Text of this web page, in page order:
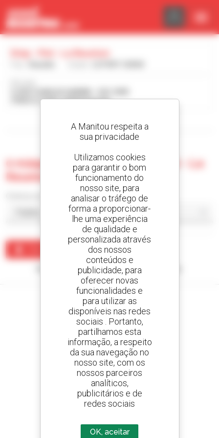
97829 LE PORT CEDEX Reunião
Visualizar os filtros de pesquisa
0 máquina usada no Dmp - Pmi - La
Reunion
Nenhum resultado corresponde à sua pesquisa.
Crie os seus alertas
e receba anúncios de equipamentos usados
800 concessionários
A Manitou em todo o mundo
Painel de Gerenciamento de Cookies
A Manitou respeita a
sua privacidade
Utilizamos cookies
para garantir o bom
funcionamento do
nosso site, para
analisar o tráfego de
forma a proporcionar-
lhe uma experiência
de qualidade e
personalizada através
dos nossos
conteúdos e
publicidade, para
oferecer novas
funcionalidades e
para utilizar as
disponíveis nas redes
sociais . Portanto,
partilhamos esta
informação, a respeito
da sua navegação no
nosso site, com os
nossos parceiros
analíticos,
publicitários e de
redes sociais
OK, aceitar